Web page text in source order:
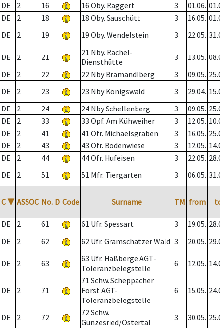
DE
2 16 16 Oby. Raggert 3 01.06.
DE
2 18 18 Oby. Sauschütt 3 16.05.
DE
2 19 19 Oby. Wendelstein 3 22.05.
DE 2 21
21 Nby. Rachel-
Diensthütte
3 13.05.
DE
2 22 22 Nby Bramandlberg 3 09.05.
DE
2 23 23 Nby Königswald 3 29.04.
DE
2 24 24 Nby Schellenberg 3 09.05.
DE
2 33 33 Opf. Am Kühweiher 3 12.05.
DE
2 41 41 Ofr. Michaelsgraben 3 16.05.
DE
2 43 43 Ofr. Bodenwiese 3 12.05.
DE
2 44 44 Ofr. Hufeisen 3 22.05.
DE
2 51 51 Mfr. Tiergarten 3 06.05.
C ▼ ASSOC No. D Code Surname TM from
DE 2 61 61 Ufr. Spessart 3 19.05.
DE
2 62 62 Ufr. Gramschatzer Wald 3 20.05.
DE 2 63
63 Ufr. Haßberge AGT-
Toleranzbelegstelle
6 12.05.
DE 2 71
71 Schw. Scheppacher
Forst AGT-
Toleranzbelegstelle
6 15.05.
DE 2 72
72 Schw.
Gunzesried/Ostertal
3 30.05.